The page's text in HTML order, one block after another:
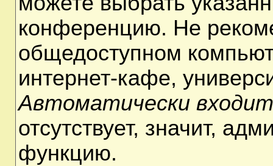
конференцию. Не
общедоступном
интернет-кафе,
Автоматически
отсутствует, значит,
функцию.